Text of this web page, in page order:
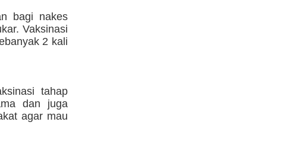
bagi nakes
Vaksinasi
2 kali
tahap
dan juga
agar mau